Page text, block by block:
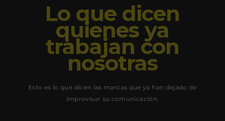
Lo que dicen
quienes ya
trabajan con
nosotras
Esto es lo que dicen las marcas que ya han dejado de
improvisar su comunicación.